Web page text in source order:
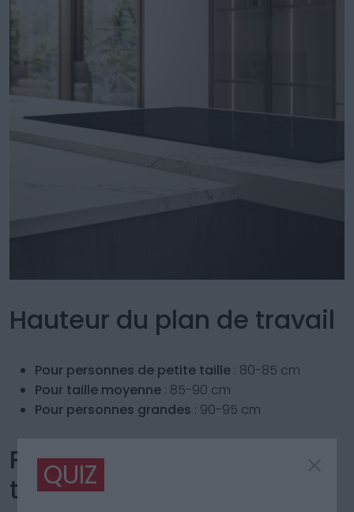
Hauteur du plan de travail
Pour personnes de petite taille : 80-85 cm
Pour taille moyenne : 85-90 cm
Pour personnes grandes : 90-95 cm
Profondeur du plan de
travail
QUIZ